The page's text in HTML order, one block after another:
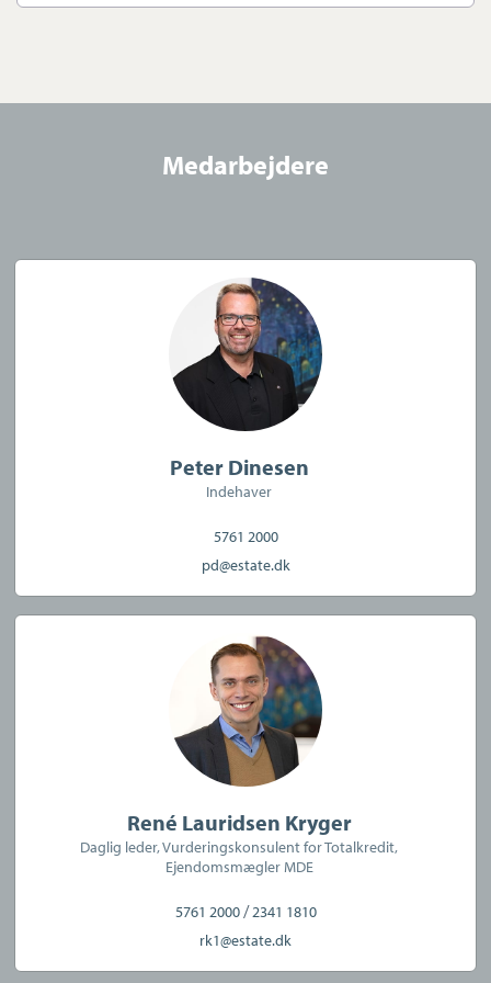
din bolighandel. Vi glæder os til at høre fra dig.
Danmark fra kontorer beliggende i Europa
Medarbejdere
Peter Dinesen
Indehaver
5761 2000
pd@estate.dk
René Lauridsen Kryger
Daglig leder, Vurderingskonsulent for Totalkredit,
Ejendomsmægler MDE
5761 2000/2341 1810
rk1@estate.dk